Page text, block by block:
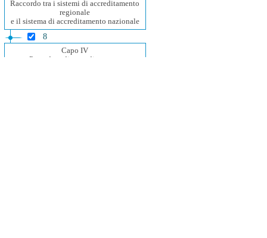
Raccordo tra i sistemi di accreditamento
regionale
e il sistema di accreditamento nazionale
8
Capo IV
Procedura di accreditamento